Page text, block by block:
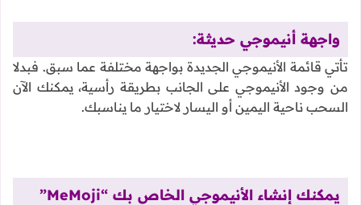
واجهة أنيموجي حديثة:
تأتي قائمة الأنيموجي الجديدة بواجهة مختلفة عما سبق. فبدلا
من وجود الأنيموجي على الجانب بطريقة رأسية، يمكنك الآن
السحب ناحية اليمين أو اليسار لاختيار ما يناسبك.
يمكنك إنشاء الأنيموجي الخاص بك “MeMoji”